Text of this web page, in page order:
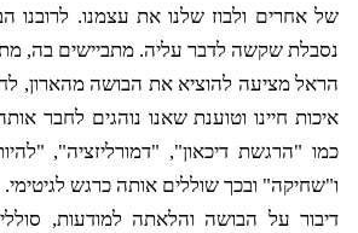
של אחרים ולבוז שלנו את עצמנו. לרובנו
נסבלת שקשה לדבר עליה. מתביישים בה,
הראל מציעה להוציא את הבושה מהארון,
איכות חיינו וטוענת שאנו נוהגים לחבר
כמו "הרגשת דיכאון", "דמורליזציה",
ו"שחיקה" ובכך שוללים אותה כרגש לגיטימי.
דיבור על הבושה והלאתה למודעות,